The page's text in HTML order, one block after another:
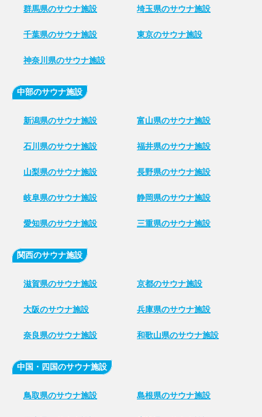
群馬県のサウナ施設 埼玉県のサウナ施設
千葉県のサウナ施設 東京のサウナ施設
神奈川県のサウナ施設
中部のサウナ施設
新潟県のサウナ施設 富山県のサウナ施設
石川県のサウナ施設 福井県のサウナ施設
山梨県のサウナ施設 長野県のサウナ施設
岐阜県のサウナ施設 静岡県のサウナ施設
愛知県のサウナ施設 三重県のサウナ施設
関西のサウナ施設
滋賀県のサウナ施設 京都のサウナ施設
大阪のサウナ施設 兵庫県のサウナ施設
奈良県のサウナ施設 和歌山県のサウナ施設
中国・四国のサウナ施設
鳥取県のサウナ施設 島根県のサウナ施設